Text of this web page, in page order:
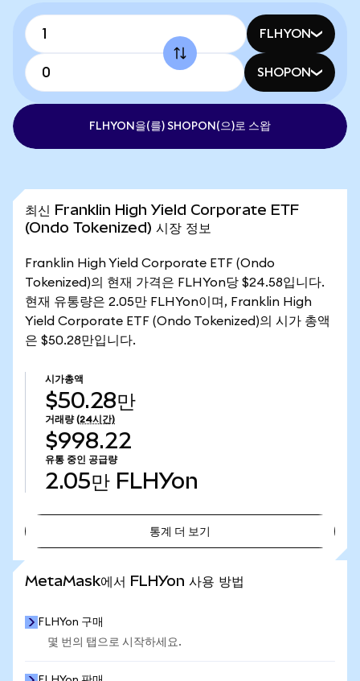
FLHYON
SHOPON
FLHYON을(를) SHOPON(으)로 스왑
최신 Franklin High Yield Corporate ETF
(Ondo Tokenized) 시장 정보
Franklin High Yield Corporate ETF (Ondo
Tokenized)의 현재 가격은 FLHYon당 $24.58입니다.
현재 유통량은 2.05만 FLHYon이며, Franklin High
Yield Corporate ETF (Ondo Tokenized)의 시가 총액
은 $50.28만입니다.
시가총액
$50.28만
거래량 (24시간)
$998.22
유통 중인 공급량
2.05만 FLHYon
통계 더 보기
MetaMask에서 FLHYon 사용 방법
FLHYon 구매
몇 번의 탭으로 시작하세요.